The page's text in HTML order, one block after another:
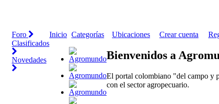
Foro
Clasificados
Novedades
Inicio Categorías Ubicaciones Crear cuenta
Bienvenidos a
El portal colombiano "del campo y
con el sector agropecuario.